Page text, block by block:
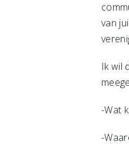
van
Ik wil
-Wat
-